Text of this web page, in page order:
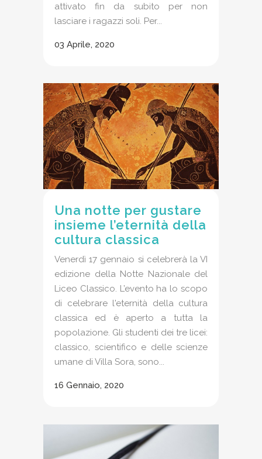
attivato fin da subito per non
lasciare i ragazzi soli. Per...
03 Aprile, 2020
Una notte per gustare
insieme l’eternità della
cultura classica
Venerdì 17 gennaio si celebrerà la VI
edizione della Notte Nazionale del
Liceo Classico. L’evento ha lo scopo
di celebrare l'eternità della cultura
classica ed è aperto a tutta la
popolazione. Gli studenti dei tre licei:
classico, scientifico e delle scienze
umane di Villa Sora, sono...
16 Gennaio, 2020